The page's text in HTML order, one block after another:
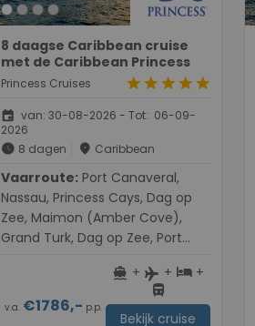
8 daagse Caribbean cruise
met de Caribbean Princess
Princess Cruises starstarstarstarstar
event van: 30-08-2026 - Tot: 06-09-
2026
schedule 8 dagen place Caribbean
Vaarroute:
Nassau, Princess Cays, Dag op
Zee, Maimon (Amber Cove),
Grand Turk, Dag op Zee, Port
v.a. €1786,- p.p.
directions_boat + flight + hotel +
directions_bus
Bekijk cruise